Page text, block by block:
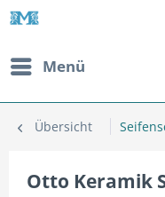
Menü
Übersicht
Otto Keramik